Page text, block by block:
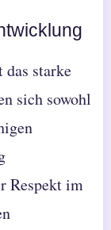
starke
sich sowohl
Respekt im